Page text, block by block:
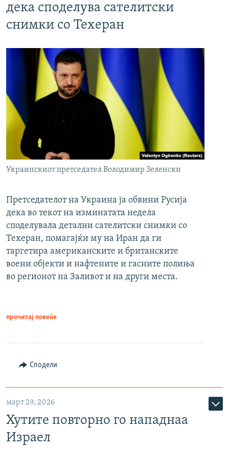
дека споделува сателитски
снимки со Техеран
Украинскиот претседател Володимир Зеленски
Претседателот на Украина ја обвини Русија
дека во текот на изминатата недела
споделувала детални сателитски снимки со
Техеран, помагајќи му на Иран да ги
таргетира американските и британските
воени објекти и нафтените и гасните полиња
во регионот на Заливот и на други места.
прочитај повеќе
Сподели
март 29, 2026
Хутите повторно го нападнаа
Израел